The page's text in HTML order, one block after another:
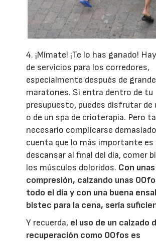
4. ¡Mímate! ¡Te lo has ganado!
de servicios para los corredores,
especialmente después de
maratones. Si entra dentro de tu
presupuesto, puedes disfrutar de
o de un spa de crioterapia. Pero
necesario complicarse
cuenta que lo más importante es
descansar al final del día, comer
los músculos doloridos. Con
compresión, calzando unas
todo el día y con una buena
bistec para la cena, sería
Y recuerda, el uso de un calzado
recuperación como OOfos es